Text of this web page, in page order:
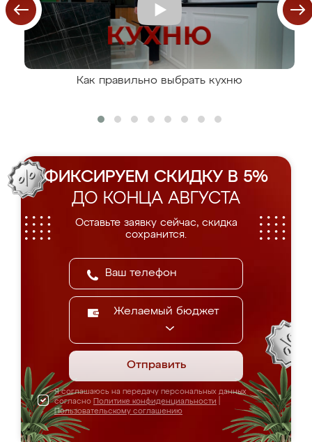
Как правильно выбрать кухню
ФИКСИРУЕМ СКИДКУ В 5%
ДО КОНЦА АВГУСТА
Оставьте заявку сейчас, скидка
сохранится.
Желаемый бюджет
Отправить
Я соглашаюсь на передачу персональных данных
согласно Политике конфиденциальности
Пользовательскому соглашению